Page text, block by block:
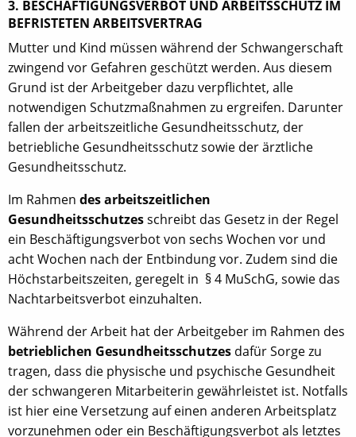
3. BESCHÄFTIGUNGSVERBOT UND ARBEITSSCHUTZ IM
BEFRISTETEN ARBEITSVERTRAG
Mutter und Kind müssen während der Schwangerschaft
zwingend vor Gefahren geschützt werden. Aus diesem
Grund ist der Arbeitgeber dazu verpflichtet, alle
notwendigen Schutzmaßnahmen zu ergreifen. Darunter
fallen der arbeitszeitliche Gesundheitsschutz, der
betriebliche Gesundheitsschutz sowie der ärztliche
Gesundheitsschutz.
Im Rahmen des arbeitszeitlichen
Gesundheitsschutzesschreibt das Gesetz in der Regel
ein Beschäftigungsverbot von sechs Wochen vor und
acht Wochen nach der Entbindung vor. Zudem sind die
Höchstarbeitszeiten, geregelt in § 4 MuSchG, sowie das
Nachtarbeitsverbot einzuhalten.
Während der Arbeit hat der Arbeitgeber im Rahmen des
betrieblichen Gesundheitsschutzes dafür Sorge zu
tragen, dass die physische und psychische Gesundheit
der schwangeren Mitarbeiterin gewährleistet ist. Notfalls
ist hier eine Versetzung auf einen anderen Arbeitsplatz
vorzunehmen oder ein Beschäftigungsverbot als letztes